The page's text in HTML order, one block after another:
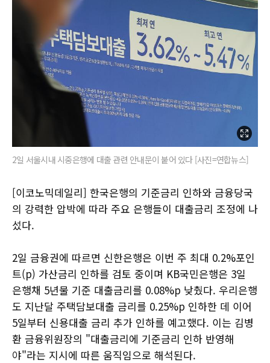
2일 서울시내 시중은행에 대출 관련 안내문이 붙어 있다 [사진=연합뉴스]
[이코노믹데일리] 한국은행의 기준금리 인하와 금융당국
의 강력한 압박에 따라 주요 은행들이 대출금리 조정에 나
섰다.
2일 금융권에 따르면 신한은행은 이번 주 최대 0.2%포인
트(p) 가산금리 인하를 검토 중이며 KB국민은행은 3일
은행채 5년물 기준 대출금리를 0.08%p 낮췄다. 우리은행
도 지난달 주택담보대출 금리를 0.25%p 인하한 데 이어
5일부터 신용대출 금리 추가 인하를 예고했다. 이는 김병
환 금융위원장의 "대출금리에 기준금리 인하 반영해
야"라는 지시에 따른 움직임으로 해석된다.